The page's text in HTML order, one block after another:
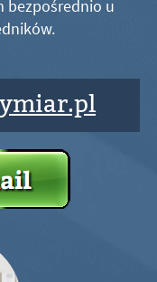
bezpośrednio u